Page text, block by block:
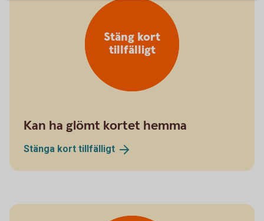
Stäng kort
tillfälligt
Kan ha glömt kortet hemma
Stänga kort tillfälligt